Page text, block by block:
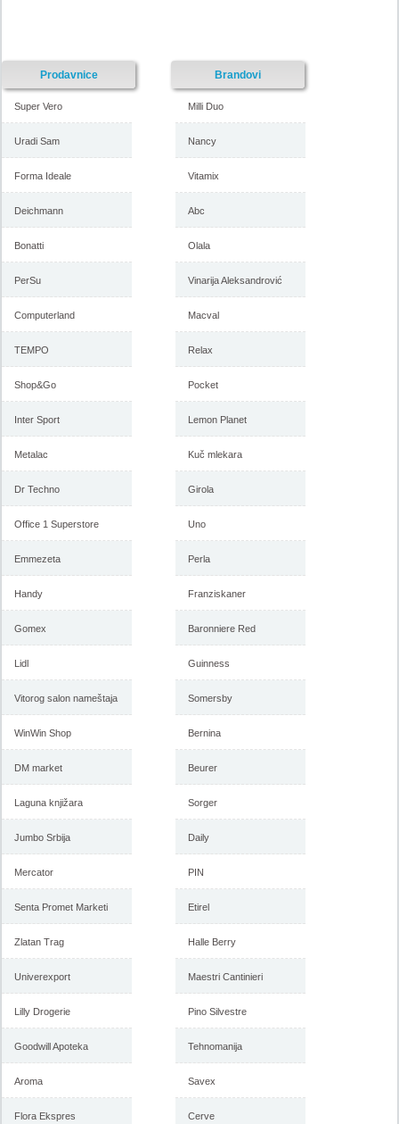
Prodavnice
Super Vero
Uradi Sam
Forma Ideale
Deichmann
Bonatti
PerSu
Computerland
TEMPO
Shop&Go
Inter Sport
Metalac
Dr Techno
Office 1 Superstore
Emmezeta
Handy
Gomex
Lidl
Vitorog salon nameštaja
WinWin Shop
DM market
Laguna knjižara
Jumbo Srbija
Mercator
Senta Promet Marketi
Zlatan Trag
Univerexport
Lilly Drogerie
Goodwill Apoteka
Aroma
Flora Ekspres
Brandovi
Milli Duo
Nancy
Vitamix
Abc
Olala
Vinarija Aleksandrović
Macval
Relax
Pocket
Lemon Planet
Kuč mlekara
Girola
Uno
Perla
Franziskaner
Baronniere Red
Guinness
Somersby
Bernina
Beurer
Sorger
Daily
PIN
Etirel
Halle Berry
Maestri Cantinieri
Pino Silvestre
Tehnomanija
Savex
Cerve